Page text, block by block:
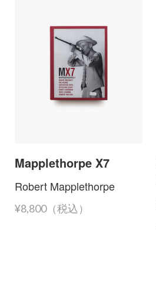
Mapplethorpe X7
Robert Mapplethorpe
¥8,800（税込）